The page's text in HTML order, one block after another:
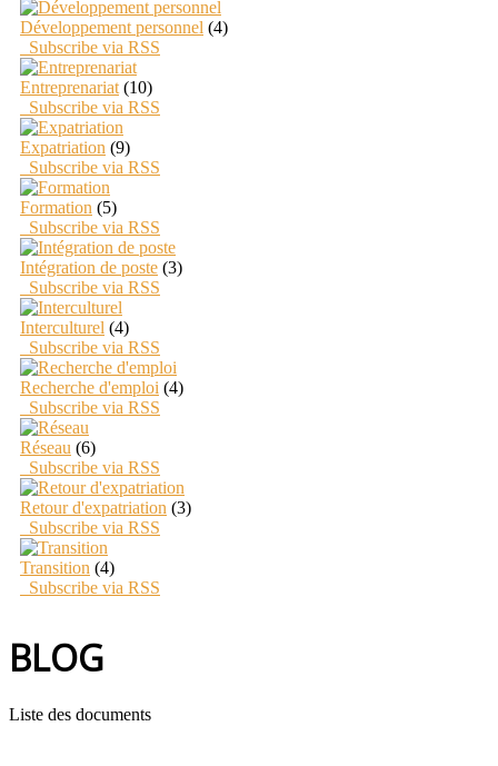
Développement personnel (4)
Subscribe via RSS
Entreprenariat (10)
Subscribe via RSS
Expatriation (9)
Subscribe via RSS
Formation (5)
Subscribe via RSS
Intégration de poste (3)
Subscribe via RSS
Interculturel (4)
Subscribe via RSS
Recherche d'emploi (4)
Subscribe via RSS
Réseau (6)
Subscribe via RSS
Retour d'expatriation (3)
Subscribe via RSS
Transition (4)
Subscribe via RSS
BLOG
Liste des documents